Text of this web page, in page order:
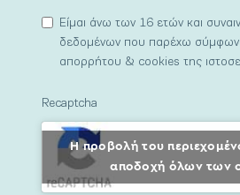
Είμαι άνω των 16 ετών και
δεδομένων που παρέχω σύμφωνα
απορρήτου & cookies της
Recaptcha
Η προβολή του
αποδοχή όλων των